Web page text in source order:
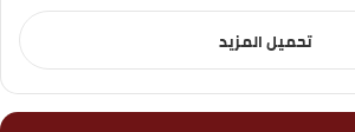
تحميل المزيد